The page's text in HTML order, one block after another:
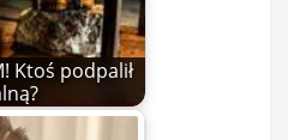
Ktoś podpalił